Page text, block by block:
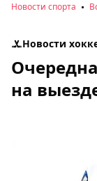
Новости спорта
Новости
на